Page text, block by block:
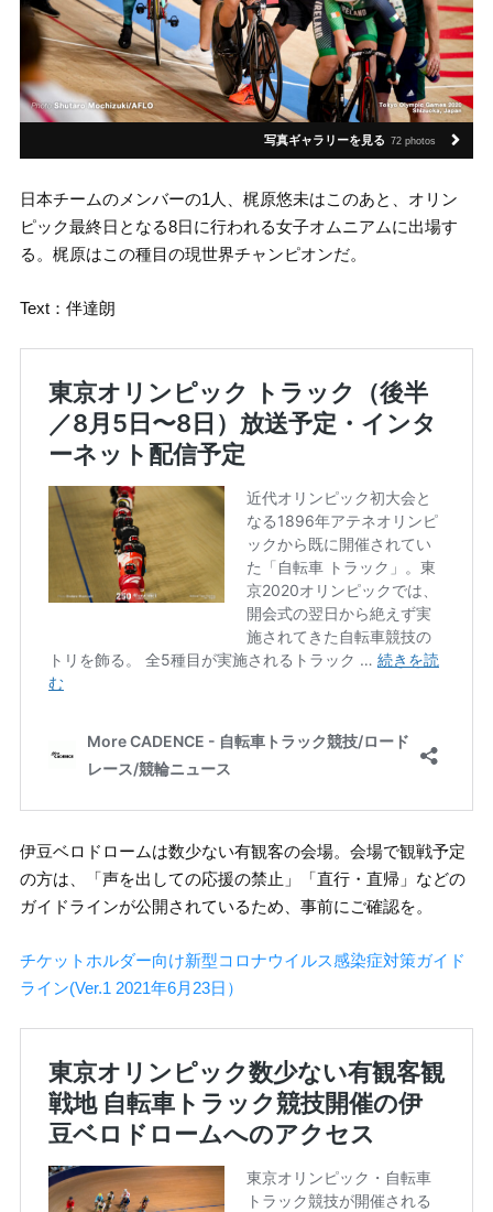
写真ギャラリーを見る 72 photos
日本チームのメンバーの1人、梶原悠未はこのあと、オリン
ピック最終日となる8日に行われる女子オムニアムに出場す
る。梶原はこの種目の現世界チャンピオンだ。
Text：伴達朗
伊豆ベロドロームは数少ない有観客の会場。会場で観戦予定
の方は、「声を出しての応援の禁止」「直行・直帰」などの
ガイドラインが公開されているため、事前にご確認を。
チケットホルダー向け新型コロナウイルス感染症対策ガイド
ライン(Ver.1 2021年6月23日）